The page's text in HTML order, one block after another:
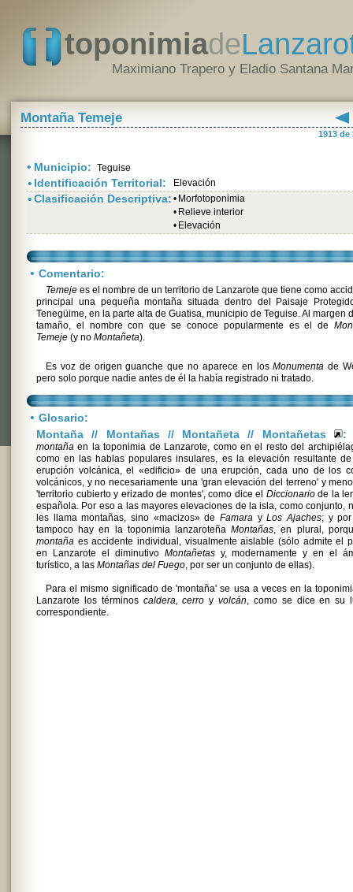
toponimiade
Maximiano Trapero y Eladio Santana
Montaña Temeje
1913 de
• Municipio: Teguise
• Identificación Territorial: Elevación
•Clasificación Descriptiva: • Morfotoponimia
• Relieve interior
• Elevación
• Comentario:
Temeje es el nombre de un territorio de Lanzarote que tiene como
principal una pequeña montaña situada dentro del Paisaje
Tenegüime, en la parte alta de Guatisa, municipio de Teguise. Al margen
tamaño, el nombre con que se conoce popularmente es el de
Temeje (y no Montañeta).
Es voz de origen guanche que no aparece en losMonumenta de
pero solo porque nadie antes de él la había registrado ni tratado.
• Glosario:
Montaña // Montañas // Montañeta // Montañetas
:
montaña en la toponimia de Lanzarote, como en el resto del
como en las hablas populares insulares, es la elevación resultante
erupción volcánica, el «edificio» de una erupción, cada uno de los
volcánicos, y no necesariamente una 'gran elevación del terreno' y
'territorio cubierto y erizado de montes', como dice el Diccionariode la
española. Por eso a las mayores elevaciones de la isla, como conjunto,
les llama montañas, sino «macizos» de Famara yLos Ajaches; y
tampoco hay en la toponimia lanzaroteñaMontañas, en plural,
montaña es accidente individual, visualmente aislable (sólo admite el
en Lanzarote el diminutivo Montañetasy, modernamente y en el
turístico, a las Montañas del Fuego, por ser un conjunto de ellas).
Para el mismo significado de 'montaña' se usa a veces en la
Lanzarote los términos caldera, cerro yvolcán, como se dice en su
correspondiente.